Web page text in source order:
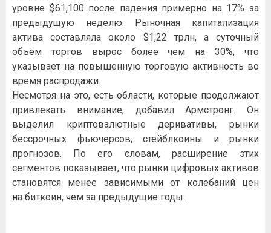
уровне $61,100 после падения примерно на 17% за
предыдущую неделю. Рыночная капитализация
актива составляла около $1,22 трлн, а суточный
объём торгов вырос более чем на 30%, что
указывает на повышенную торговую активность во
время распродажи.
Несмотря на это, есть области, которые продолжают
привлекать внимание, добавил Армстронг. Он
выделил криптовалютные деривативы, рынки
бессрочных фьючерсов, стейблкоины и рынки
прогнозов. По его словам, расширение этих
сегментов показывает, что рынки цифровых активов
становятся менее зависимыми от колебаний цен
на биткоин, чем за предыдущие годы.